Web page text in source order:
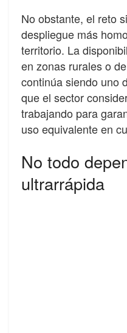
No obstante, el reto
despliegue más
territorio. La
en zonas rurales o
continúa siendo uno
que el sector
trabajando para
uso equivalente en
No todo
ultrarrápida